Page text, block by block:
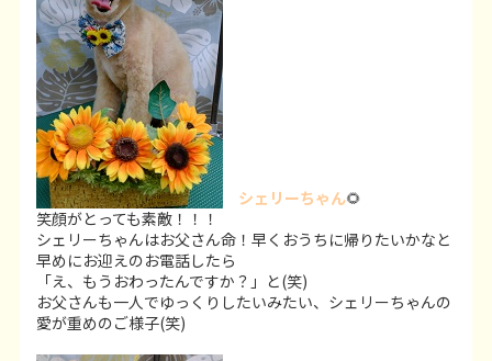
シェリーちゃん🌻
笑顔がとっても素敵！！！
シェリーちゃんはお父さん命！早くおうちに帰りたいかなと
早めにお迎えのお電話したら
「え、もうおわったんですか？」と(笑)
お父さんも一人でゆっくりしたいみたい、シェリーちゃんの
愛が重めのご様子(笑)